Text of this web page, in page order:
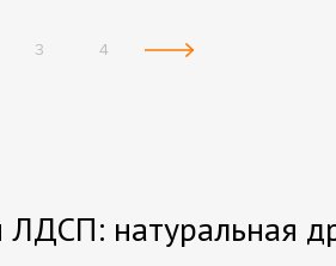
3 4
ЛДСП: натуральная